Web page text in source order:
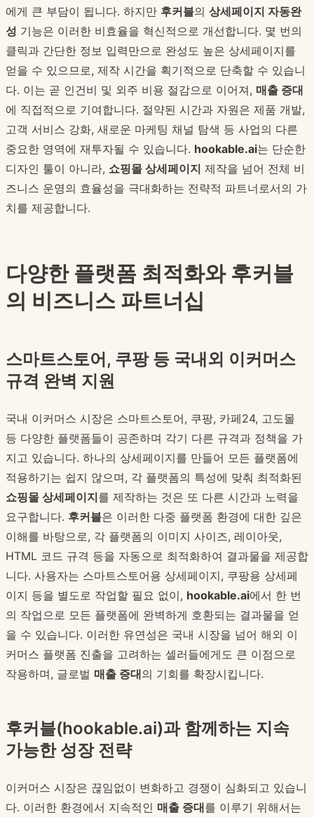
에게 큰 부담이 됩니다. 하지만 후커블의 상세페이지 자동완
성 기능은 이러한 비효율을 혁신적으로 개선합니다. 몇 번의
클릭과 간단한 정보 입력만으로 완성도 높은 상세페이지를
얻을 수 있으므로, 제작 시간을 획기적으로 단축할 수 있습니
다. 이는 곧 인건비 및 외주 비용 절감으로 이어져, 매출 증대
에 직접적으로 기여합니다. 절약된 시간과 자원은 제품 개발,
고객 서비스 강화, 새로운 마케팅 채널 탐색 등 사업의 다른
중요한 영역에 재투자될 수 있습니다. hookable.ai는 단순한
디자인 툴이 아니라, 쇼핑몰 상세페이지 제작을 넘어 전체 비
즈니스 운영의 효율성을 극대화하는 전략적 파트너로서의 가
치를 제공합니다.
다양한 플랫폼 최적화와 후커블
의 비즈니스 파트너십
스마트스토어, 쿠팡 등 국내외 이커머스
규격 완벽 지원
국내 이커머스 시장은 스마트스토어, 쿠팡, 카페24, 고도몰
등 다양한 플랫폼들이 공존하며 각기 다른 규격과 정책을 가
지고 있습니다. 하나의 상세페이지를 만들어 모든 플랫폼에
적용하기는 쉽지 않으며, 각 플랫폼의 특성에 맞춰 최적화된
쇼핑몰 상세페이지를 제작하는 것은 또 다른 시간과 노력을
요구합니다. 후커블은 이러한 다중 플랫폼 환경에 대한 깊은
이해를 바탕으로, 각 플랫폼의 이미지 사이즈, 레이아웃,
HTML 코드 규격 등을 자동으로 최적화하여 결과물을 제공합
니다. 사용자는 스마트스토어용 상세페이지, 쿠팡용 상세페
이지 등을 별도로 작업할 필요 없이, hookable.ai에서 한 번
의 작업으로 모든 플랫폼에 완벽하게 호환되는 결과물을 얻
을 수 있습니다. 이러한 유연성은 국내 시장을 넘어 해외 이
커머스 플랫폼 진출을 고려하는 셀러들에게도 큰 이점으로
작용하며, 글로벌 매출 증대의 기회를 확장시킵니다.
후커블(hookable.ai)과 함께하는 지속
가능한 성장 전략
이커머스 시장은 끊임없이 변화하고 경쟁이 심화되고 있습니
다. 이러한 환경에서 지속적인 매출 증대를 이루기 위해서는